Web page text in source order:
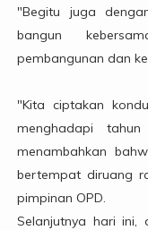
"Begitu juga
bangun
pembangunan dan
"Kita ciptakan
menghadapi
menambahkan
bertempat diruang
pimpinan OPD.
Selanjutnya hari ini,